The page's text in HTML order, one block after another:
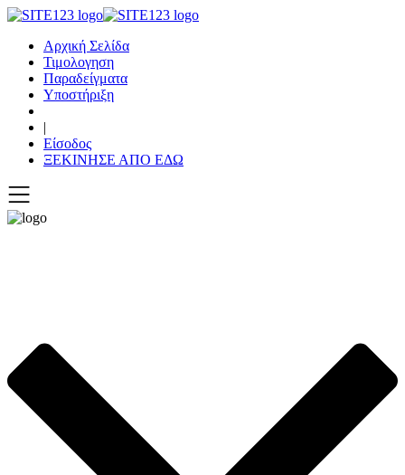
Αρχική Σελίδα
Τιμολογηση
Παραδείγματα
Υποστήριξη
|
Είσοδος
ΞΕΚΙΝΗΣΕ ΑΠΟ ΕΔΩ